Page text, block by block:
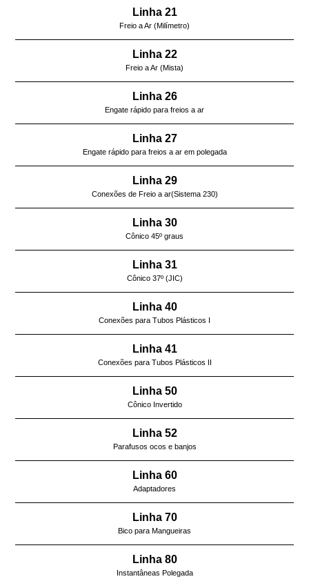
Linha 21
Freio a Ar (Milímetro)
Linha 22
Freio a Ar (Mista)
Linha 26
Engate rápido para freios a ar
Linha 27
Engate rápido para freios a ar em polegada
Linha 29
Conexões de Freio a ar(Sistema 230)
Linha 30
Cônico 45º graus
Linha 31
Cônico 37º (JIC)
Linha 40
Conexões para Tubos Plásticos I
Linha 41
Conexões para Tubos Plásticos II
Linha 50
Cônico Invertido
Linha 52
Parafusos ocos e banjos
Linha 60
Adaptadores
Linha 70
Bico para Mangueiras
Linha 80
Instantâneas Polegada